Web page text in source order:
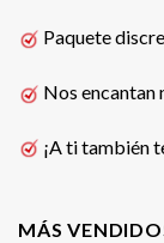
Paquete
Nos encantan
¡A ti también
MÁS